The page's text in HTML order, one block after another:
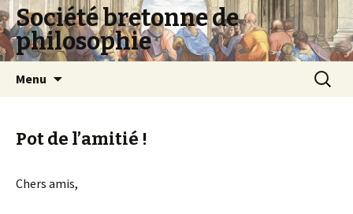
Société bretonne de
philosophie
Menu
Pot de l’amitié !
Chers amis,